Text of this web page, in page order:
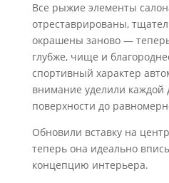
Все рыжие элементы
отреставрированы,
окрашены заново —
глубже, чище и
спортивный характер
внимание уделили каждой
поверхности до
Обновили вставку на
теперь она идеально
концепцию интерьера.